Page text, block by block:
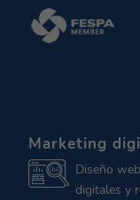
Marketing
Diseño
digitales y